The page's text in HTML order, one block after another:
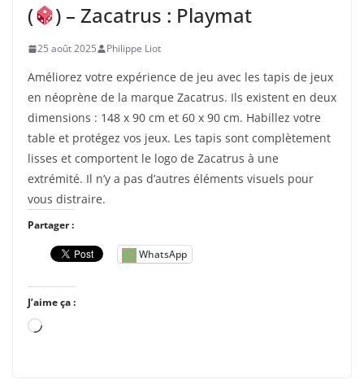
t
…
( ) – Zacatrus : Playmat
25 août 2025 Philippe Liot
Améliorez votre expérience de jeu avec les tapis de jeux
en néoprène de la marque Zacatrus. Ils existent en deux
dimensions : 148 x 90 cm et 60 x 90 cm. Habillez votre
table et protégez vos jeux. Les tapis sont complètement
lisses et comportent le logo de Zacatrus à une
extrémité. Il n’y a pas d’autres éléments visuels pour
vous distraire.
Partager :
WhatsApp
J’aime ça :
C